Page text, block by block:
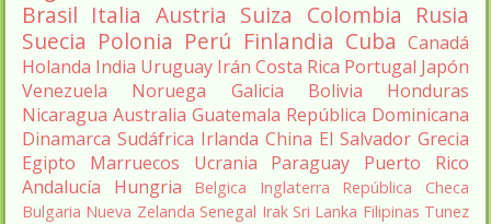
Brasil Italia Austria Suiza Colombia Rusia
Suecia Polonia Perú Finlandia Cuba Canadá
Holanda India Uruguay Irán Costa Rica Portugal Japón
Venezuela
Noruega Galicia Bolivia
Honduras
Nicaragua Australia Guatemala República Dominicana
Dinamarca Sudáfrica Irlanda China El Salvador Grecia
Egipto
Marruecos Ucrania Paraguay
Puerto Rico
Andalucía
Hungria Belgica Inglaterra
República Checa
Bulgaria Nueva Zelanda Senegal Irak Sri Lanka Filipinas Tunez